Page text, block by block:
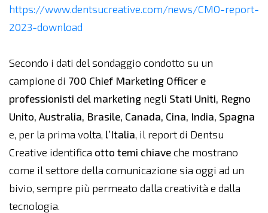
https://www.dentsucreative.com/news/CMO-report-
2023-download
Secondo i dati del sondaggio condotto su un
campione di 700 Chief Marketing Officer e
professionisti del marketing negli Stati Uniti, Regno
Unito, Australia, Brasile, Canada, Cina, India, Spagna
e, per la prima volta, l’Italia, il report di Dentsu
Creative identifica otto temi chiaveche mostrano
come il settore della comunicazione sia oggi ad un
bivio, sempre più permeato dalla creatività e dalla
tecnologia.